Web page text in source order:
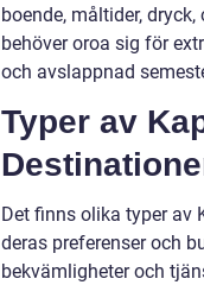
boende, måltider,
behöver oroa sig för
och avslappnad
Typer av
Det finns olika typer av
deras preferenser och
bekvämligheter och